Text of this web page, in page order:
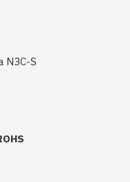
N3C-S